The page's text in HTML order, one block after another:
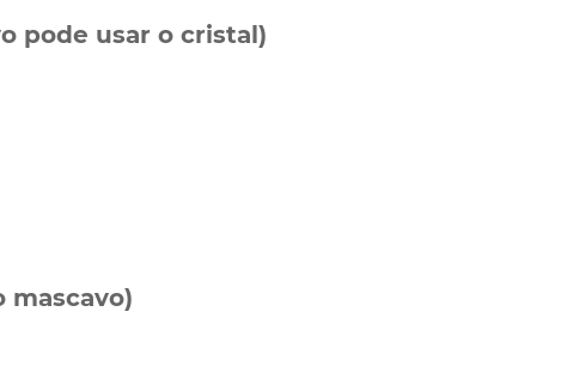
pode usar o cristal)
mascavo)